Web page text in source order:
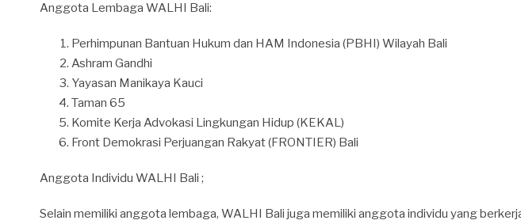
Anggota Lembaga WALHI Bali:
Perhimpunan Bantuan Hukum dan HAM Indonesia (PBHI) Wilayah Bali
Ashram Gandhi
Yayasan Manikaya Kauci
Taman 65
Komite Kerja Advokasi Lingkungan Hidup (KEKAL)
Front Demokrasi Perjuangan Rakyat (FRONTIER) Bali
Anggota Individu WALHI Bali ;
Selain memiliki anggota lembaga, WALHI Bali juga memiliki anggota individu yang